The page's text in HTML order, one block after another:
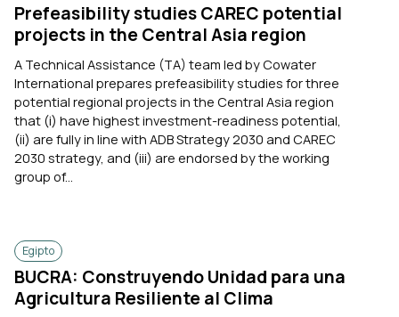
Prefeasibility studies CAREC potential
projects in the Central Asia region
A Technical Assistance (TA) team led by Cowater
International prepares prefeasibility studies for three
potential regional projects in the Central Asia region
that (i) have highest investment-readiness potential,
(ii) are fully in line with ADB Strategy 2030 and CAREC
2030 strategy, and (iii) are endorsed by the working
group of...
Egipto
BUCRA: Construyendo Unidad para una
Agricultura Resiliente al Clima